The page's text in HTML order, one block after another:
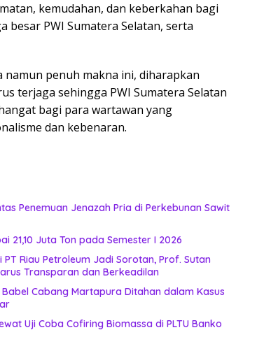
kemudahan, dan keberkahan bagi
besar PWI Sumatera Selatan, serta
namun penuh makna ini, diharapkan
terjaga sehingga PWI Sumatera Selatan
bagi para wartawan yang
dan kebenaran.
Penemuan Jenazah Pria di Perkebunan Sawit
21,10 Juta Ton pada Semester I 2026
Riau Petroleum Jadi Sorotan, Prof. Sutan
Transparan dan Berkeadilan
Cabang Martapura Ditahan dalam Kasus
Uji Coba Cofiring Biomassa di PLTU Banko